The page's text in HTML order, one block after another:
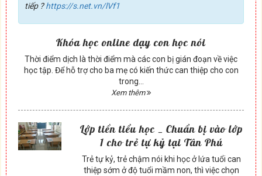
tiếp ?https://s.net.vn/lVf1
Khóa học online dạy con học nói
Thời điểm dịch là thời điểm mà các con bị gián đoạn về việc
học tập. Để hỗ trợ cho ba mẹ có kiến thức can thiệp cho con
trong...
Xem thêm
Lớp tiền tiểu học _ Chuẩn bị vào lớp
1 cho trẻ tự kỷ tại Tân Phú
Trẻ tự kỷ, trẻ chậm nói khi học ở lứa tuổi can
thiệp sớm ở độ tuổi mầm non, thì việc chọn